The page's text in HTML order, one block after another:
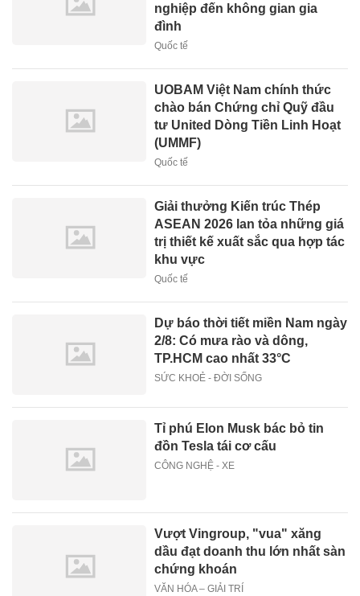
nghiệp đến không gian gia
đình
Quốc tế
UOBAM Việt Nam chính thức
chào bán Chứng chỉ Quỹ đầu
tư United Dòng Tiền Linh Hoạt
(UMMF)
Quốc tế
Giải thưởng Kiến trúc Thép
ASEAN 2026 lan tỏa những giá
trị thiết kế xuất sắc qua hợp tác
khu vực
Quốc tế
Dự báo thời tiết miền Nam ngày
2/8: Có mưa rào và dông,
TP.HCM cao nhất 33°C
SỨC KHOẺ - ĐỜI SỐNG
Tỉ phú Elon Musk bác bỏ tin
đồn Tesla tái cơ cấu
CÔNG NGHỆ - XE
Vượt Vingroup, "vua" xăng
dầu đạt doanh thu lớn nhất sàn
chứng khoán
VĂN HÓA – GIẢI TRÍ